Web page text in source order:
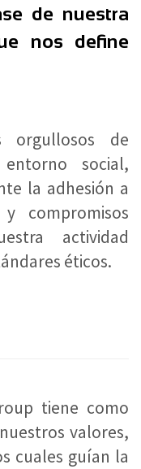
de nuestra
nos define
orgullosos de
social,
la adhesión a
compromisos
actividad
éticos.
tiene como
valores,
cuales guían la